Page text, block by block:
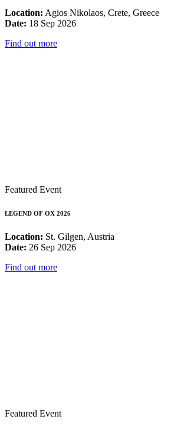
Location: Agios Nikolaos, Crete, Greece
Date: 18 Sep 2026
Find out more
Featured Event
LEGEND OF OX 2026
Location: St. Gilgen, Austria
Date: 26 Sep 2026
Find out more
Featured Event